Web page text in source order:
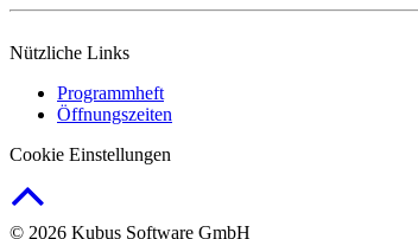
Nützliche Links
Programmheft
Öffnungszeiten
Cookie Einstellungen
© 2026 Kubus Software GmbH